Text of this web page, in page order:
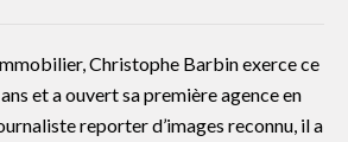
Christophe Barbin exerce ce
et a ouvert sa première agence en
reporter d’images reconnu, il a